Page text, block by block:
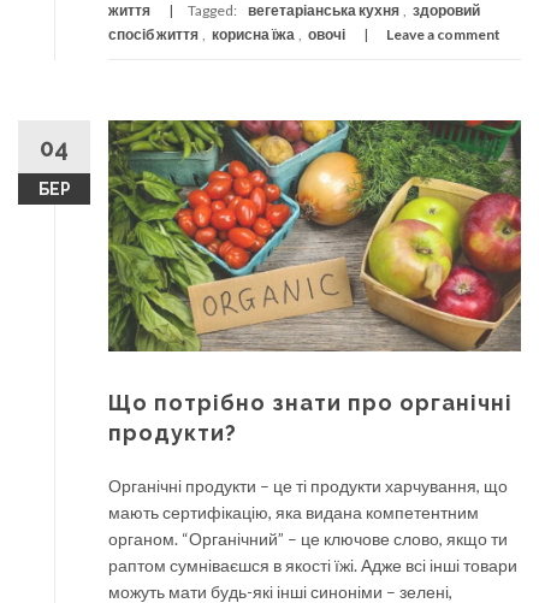
життя
Tagged: вегетаріанська кухня , здоровий
спосіб життя , корисна їжа , овочі Leave a comment
04
БЕР
Що потрібно знати про органічні
продукти?
Органічні продукти – це ті продукти харчування, що
мають сертифікацію, яка видана компетентним
органом. “Органічний” – це ключове слово, якщо ти
раптом сумніваєшся в якості їжі. Адже всі інші товари
можуть мати будь-які інші синоніми – зелені,